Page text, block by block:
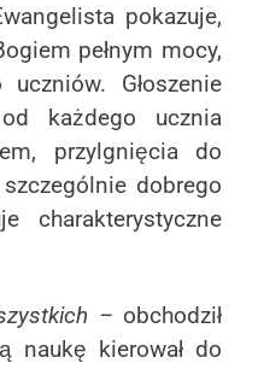
pokazuje,
pełnym mocy,
Głoszenie
każdego ucznia
przylgnięcia do
dobrego
charakterystyczne
– obchodził
kierował do